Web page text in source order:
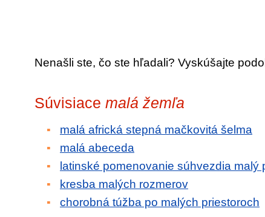
Nenašli ste, čo ste hľadali? Vyskúšajte
Súvisiace malá žemľa
malá africká stepná mačkovitá šelma
malá abeceda
latinské pomenovanie súhvezdia malý
kresba malých rozmerov
chorobná túžba po malých priestoroch